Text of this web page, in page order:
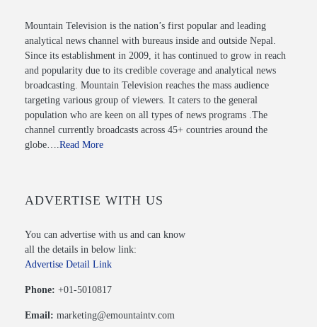
Mountain Television is the nation’s first popular and leading
analytical news channel with bureaus inside and outside Nepal.
Since its establishment in 2009, it has continued to grow in reach
and popularity due to its credible coverage and analytical news
broadcasting. Mountain Television reaches the mass audience
targeting various group of viewers. It caters to the general
population who are keen on all types of news programs .The
channel currently broadcasts across 45+ countries around the
globe….Read More
ADVERTISE WITH US
You can advertise with us and can know
all the details in below link:
Advertise Detail Link
Phone: +01-5010817
Email: marketing@emountaintv.com